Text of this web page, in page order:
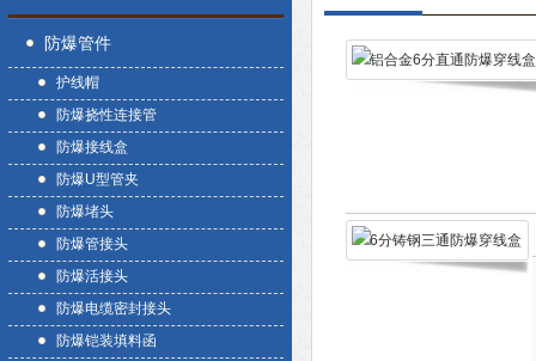
防爆管件
护线帽
防爆挠性连接管
防爆接线盒
防爆U型管夹
防爆堵头
防爆管接头
防爆活接头
防爆电缆密封接头
防爆铠装填料函